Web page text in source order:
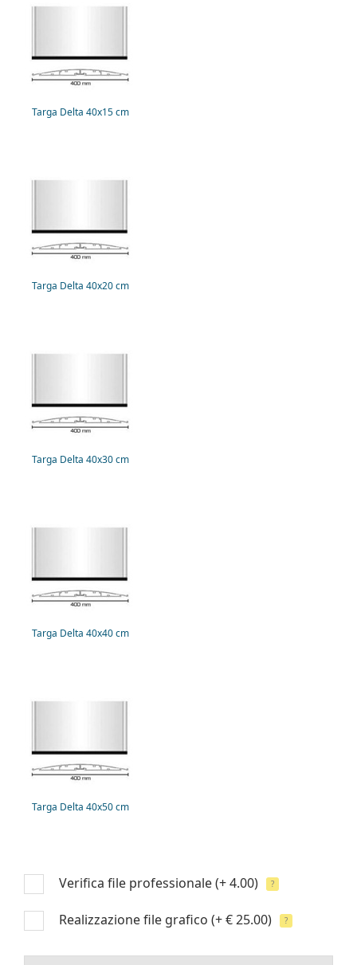
Targa Delta 40x15 cm
Targa Delta 40x20 cm
Targa Delta 40x30 cm
Targa Delta 40x40 cm
Targa Delta 40x50 cm
Verifica file professionale(+ 4.00) ?
Realizzazione file grafico (+ € 25.00) ?